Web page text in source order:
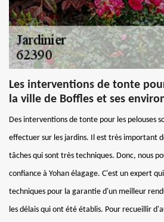
Les interventions de tonte
la ville de Boffles et ses
Des interventions de tonte pour les pelouses
effectuer sur les jardins. Il est très important
tâches qui sont très techniques. Donc, nous
confiance à Yohan élagage. C'est un expert
techniques pour la garantie d'un meilleur
les délais qui ont été établis. Pour recueillir